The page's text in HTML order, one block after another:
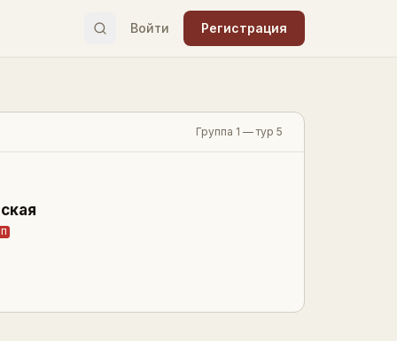
Войти Регистрация
Группа 1 — тур 5
П